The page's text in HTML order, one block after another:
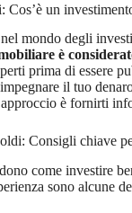
un
mondo degli
è
prima di essere
il tuo
è fornirti
Consigli chiave
come investire
sono alcune